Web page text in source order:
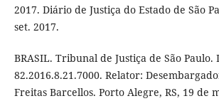
2017. Diário de Justiça do Estado de São
set. 2017.
BRASIL. Tribunal de Justiça de São Paulo.
82.2016.8.21.7000. Relator:
Freitas Barcellos. Porto Alegre, RS, 19 de